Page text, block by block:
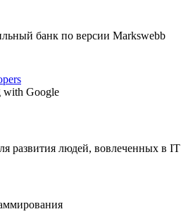
банк по версии Markswebb
with Google
развития людей, вовлеченных в IT